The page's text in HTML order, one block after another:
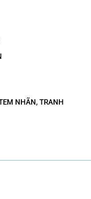
NHÃN, TRANH